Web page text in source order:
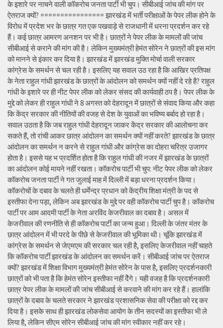
के इशारे पर नाचने वाली कॉकरोच जनता पार्टी भी चुप। सीबीआई जांच की मांग पर
ऐतराज क्यों? ================ झारखंड में भर्ती परीक्षाओं के पेपर लीक होने के
विरोध में प्रदेश भर के छात्र गत एक पखवाड़े से राजधानी में धरना प्रदर्शन कर रहे
हैं। कई छात्र आमरण अनशन पर भी है। छात्रों ने पेपर लीक के मामलों की जांच
सीबीआई से कराने की मांग की है। लेकिन मुख्यमंत्री हेमंत सोरेन ने छात्रों की इस मांग
को मानने से इंकार कर दिया है। झारखंड में झारखंड मुक्ति मोर्चा वाली सरकार
कांग्रेस के समर्थन से चल रही है। इसलिए यह सवाल उठ रहा है कि आखिर प्रतिपक्ष
के नेता राहुल गांधी झारखंड के छात्रों के आंदोलन को समर्थन क्यों नहीं दे रहे है? राहुल
गांधी के इशारे पर ही नीट पेपर लीक को लेकर संसद की कार्यवाही ठप है। पेपर लीक के
मुद्दे को लेकर ही राहुल गांधी ने 8 अगस्त को देहरादून में छात्रों से संवाद किया और कहा
कि केंद्र सरकार की नीतियों की वजह से देश के युवाओं का भविष्य बर्बाद हो रहा है।
सवाल उठता है कि जब राहुल गांधी देहरादून जाकर केंद्र सरकार की आलोचना कर
सकते हैं, तो रांची आकर छात्र आंदोलन का समर्थन क्यों नहीं करते? झारखंड के छात्र
आंदोलन का समर्थन न करने से राहुल गांधी और कांग्रेस का दोहरा चरित्र उजागर
होता है। इससे यह भ प्रदर्शित होता है कि राहुल गांधी की नजर में झारखंड के छात्रों
का आंदोलन कोई मायने नहीं रखता। कॉकरोच पार्टी भी चुप: नीट पेपर लीक को लेकर
कॉकरोच जनता पार्टी ने गत जुलाई माह में दिल्ली में बड़ा धरना प्रदर्शन किया।
कॉकरोचों के दबाव के चलते ही धर्मेन्द्र प्रधान को केंद्रीय शिक्षा मंत्री के पद से
इस्तीफा देना पड़ा, लेकिन अब झारखंड के मुद्दे पर वही कॉकरोच पार्टी चुप है। कॉकरोच
पार्टी पर आम आदमी पार्टी के नेता अरविंद केजरीवाल का दबाव है। असल में
केजरीवाल की रणनीति से ही कॉकरोच पार्टी का जन्म हुआ। दिल्ली के जंतर मंतर के
छात्र आंदोलन में भी परदे के पीछे से केजरीवाल की भूमिका थी। चूंकि झारखंड में
कांग्रेस के समर्थन से जेएमएम की सरकार चल रही है, इसलिए केजरीवाल नहीं चाहते
कि कॉकरोच पार्टी झारखंड के आंदोलन का समर्थन करें। सीबीआई जांच पर ऐतराज
क्यों? झारखंड में शिक्षा विभाग मुख्यमंत्री हेमंत सोरेन के पास है, इसलिए प्रदर्शनकारी
छात्रों को भी पता है कि हेमंत सोरेन इस्तीफा नहीं देेंगे। यही वजह है कि प्रदर्शनकारी
छात्र पेपर लीक के मामलों की जांच सीबीआई से करवाने की मांग कर रहे हैं। हालांकि
छात्रों के दबाव के चलते सरकार ने झारखंड प्रशासनिक सेवा की परीक्षा को रद्द कर
दिया है। इसके साथ ही झारखंड लोकसेवा आयोग के तीन सदस्यों का इस्तीफा भी ले
लिया है, लेकिन सीएम सोरेन सीबीआई जांच की मांग स्वीकार नहीं कर रहे।